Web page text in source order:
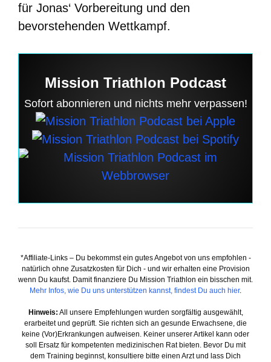
für Jonas‘ Vorbereitung und den
bevorstehenden Wettkampf.
Mission Triathlon Podcast
Sofort abonnieren und nichts mehr verpassen!
*Affiliate-Links – Du bekommst ein gutes Angebot von uns empfohlen -
natürlich ohne Zusatzkosten für Dich - und wir erhalten eine Provision
wenn Du kaufst. Damit finanziere Du Mission Triathlon ein bisschen mit.
Mehr Infos, wie Du uns unterstützen kannst, findest Du auch hier.
Hinweis: All unsere Empfehlungen wurden sorgfältig ausgewählt,
erarbeitet und geprüft. Sie richten sich an gesunde Erwachsene, die
keine (Vor)Erkrankungen aufweisen. Keiner unserer Artikel kann oder
soll Ersatz für kompetenten medizinischen Rat bieten. Bevor Du mit
dem Training beginnst, konsultiere bitte einen Arzt und lass Dich